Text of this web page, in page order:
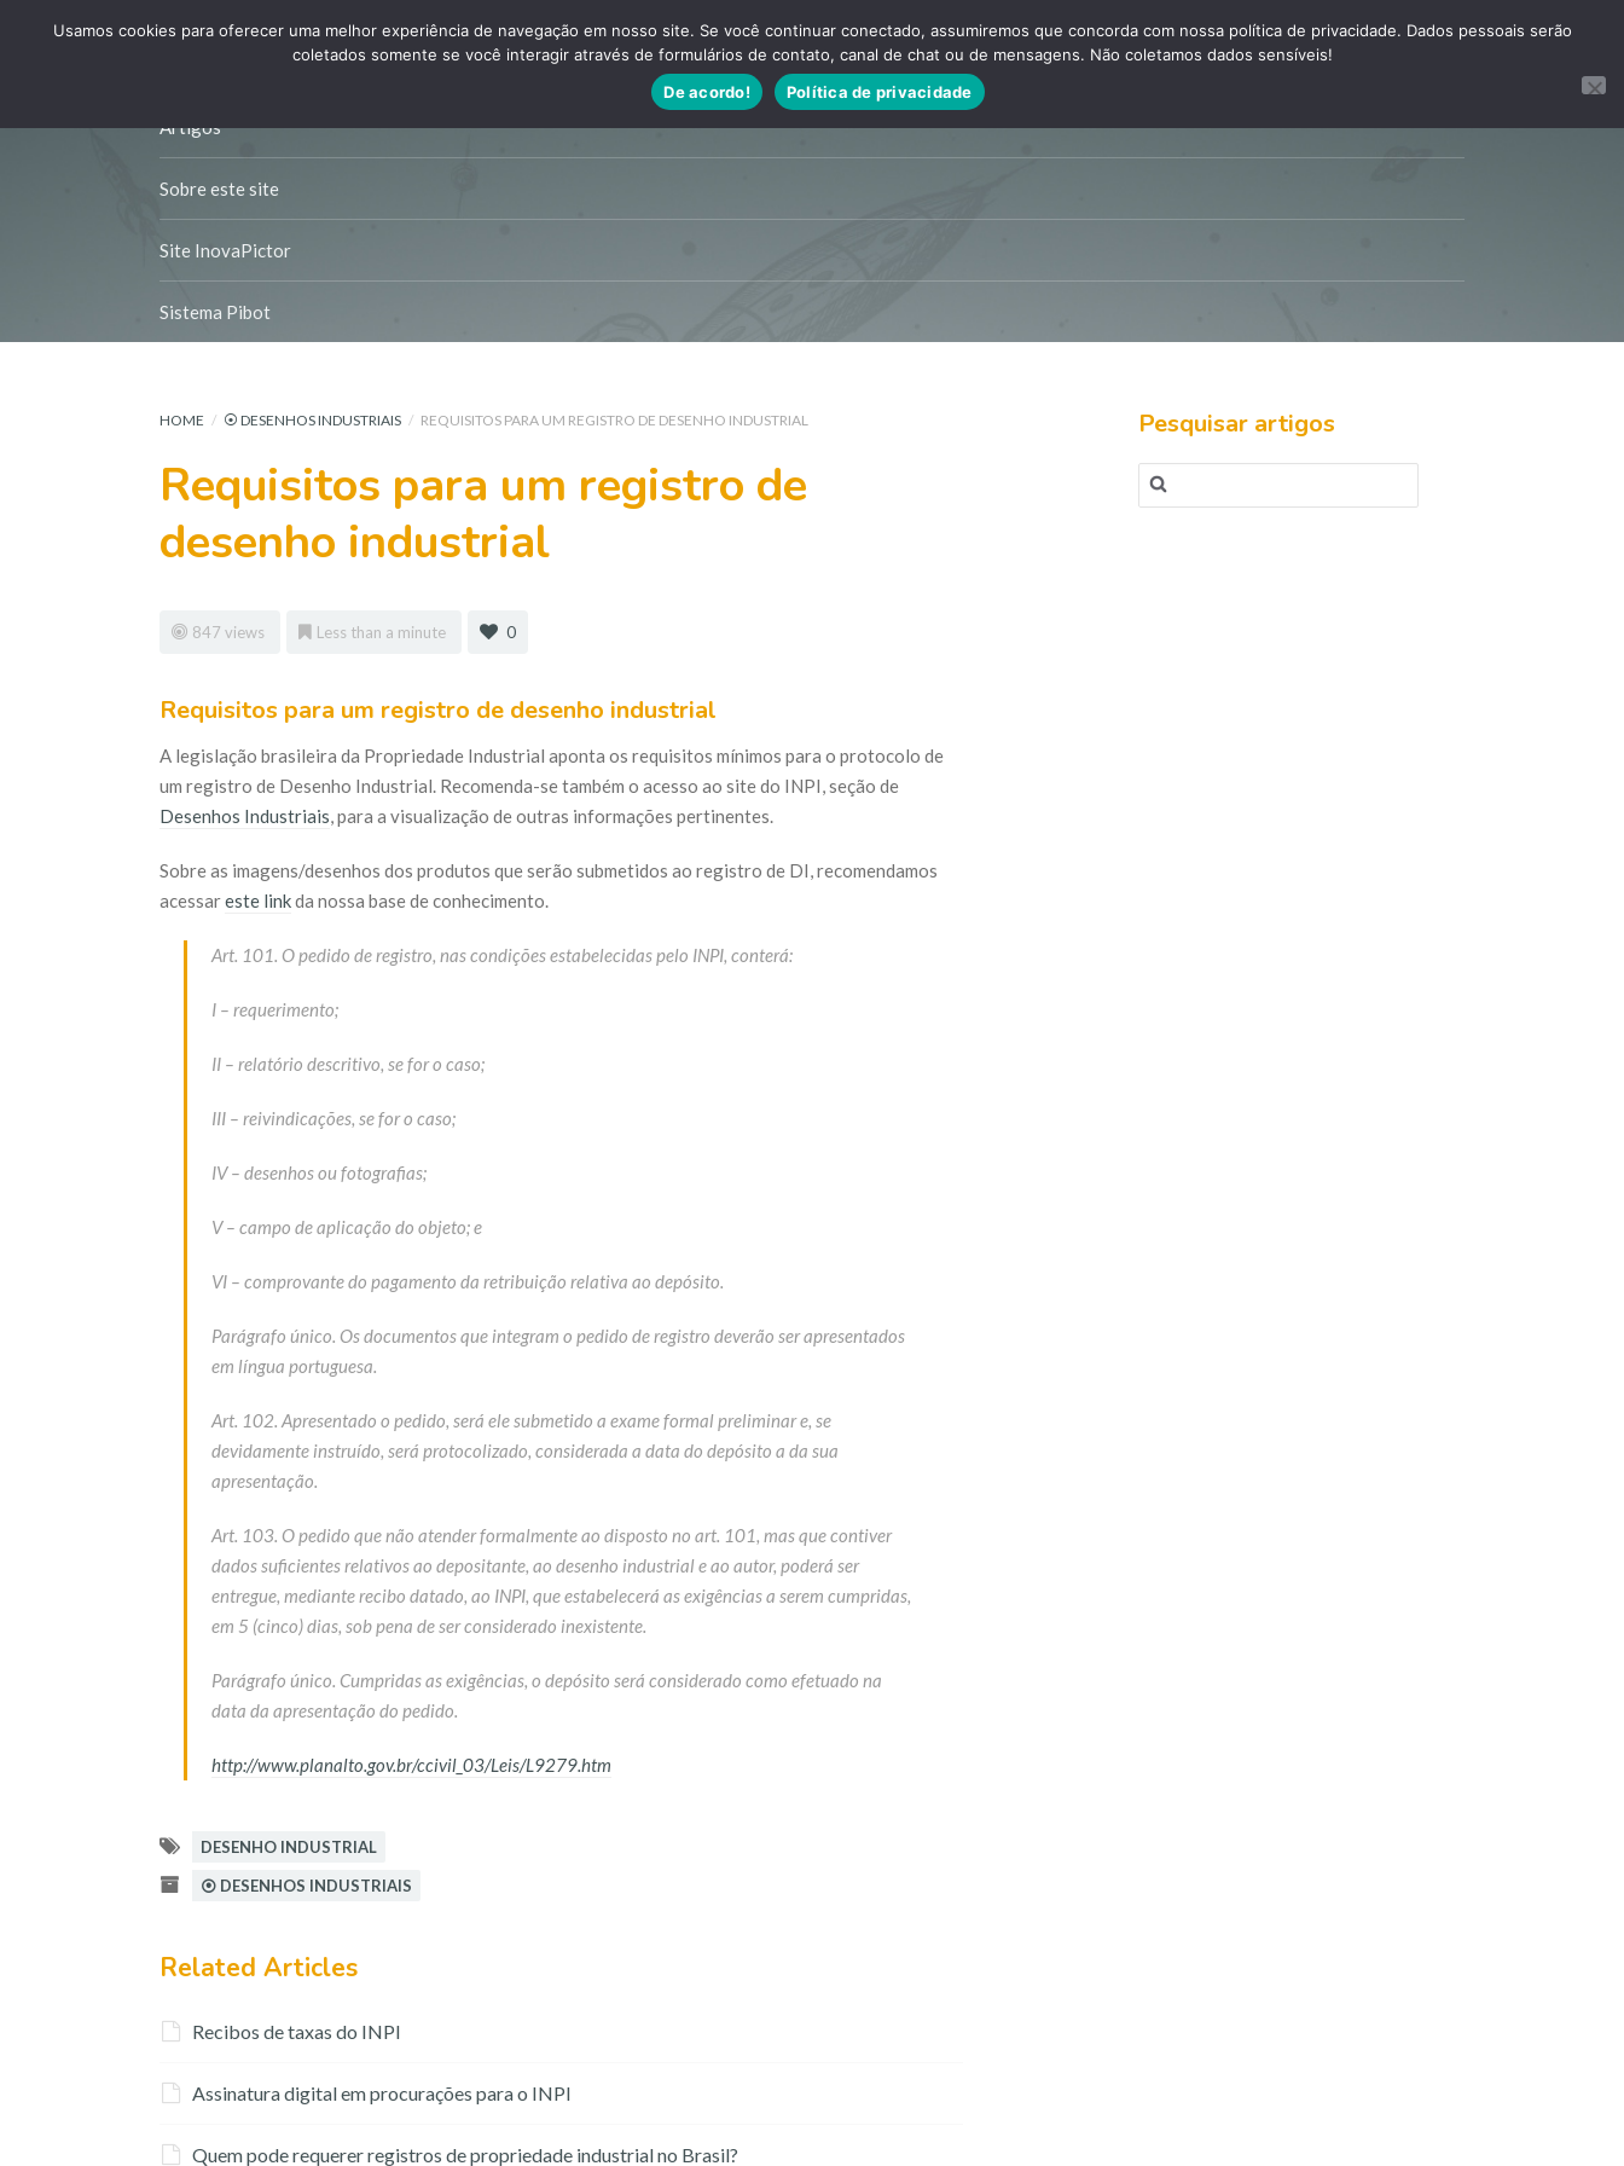
Artigos
Sobre este site
Site InovaPictor
Sistema Pibot
HOME / ⦿ DESENHOS INDUSTRIAIS / REQUISITOS PARA UM REGISTRO DE DESENHO INDUSTRIAL
Requisitos para um registro de
desenho industrial
847 views Less than a minute 0
Requisitos para um registro de desenho industrial
A legislação brasileira da Propriedade Industrial aponta os requisitos mínimos para o protocolo de
um registro de Desenho Industrial. Recomenda-se também o acesso ao site do INPI, seção de
Desenhos Industriais, para a visualização de outras informações pertinentes.
Sobre as imagens/desenhos dos produtos que serão submetidos ao registro de DI, recomendamos
acessareste linkda nossa base de conhecimento.
Art. 101. O pedido de registro, nas condições estabelecidas pelo INPI, conterá:
I – requerimento;
II – relatório descritivo, se for o caso;
III – reivindicações, se for o caso;
IV – desenhos ou fotografias;
V – campo de aplicação do objeto; e
VI – comprovante do pagamento da retribuição relativa ao depósito.
Parágrafo único. Os documentos que integram o pedido de registro deverão ser apresentados
em língua portuguesa.
Art. 102. Apresentado o pedido, será ele submetido a exame formal preliminar e, se
devidamente instruído, será protocolizado, considerada a data do depósito a da sua
apresentação.
Art. 103. O pedido que não atender formalmente ao disposto no art. 101, mas que contiver
dados suficientes relativos ao depositante, ao desenho industrial e ao autor, poderá ser
entregue, mediante recibo datado, ao INPI, que estabelecerá as exigências a serem cumpridas,
em 5 (cinco) dias, sob pena de ser considerado inexistente.
Parágrafo único. Cumpridas as exigências, o depósito será considerado como efetuado na
data da apresentação do pedido.
http://www.planalto.gov.br/ccivil_03/Leis/L9279.htm
DESENHO INDUSTRIAL
⦿ DESENHOS INDUSTRIAIS
Related Articles
Recibos de taxas do INPI
Assinatura digital em procurações para o INPI
Quem pode requerer registros de propriedade industrial no Brasil?
Pesquisar artigos
Pesquisar
por:
Usamos cookies para oferecer uma melhor experiência de navegação em nosso site. Se você continuar conectado, assumiremos que concorda com nossa política de privacidade. Dados pessoais serão
coletados somente se você interagir através de formulários de contato, canal de chat ou de mensagens. Não coletamos dados sensíveis!
De acordo!
Política de privacidade